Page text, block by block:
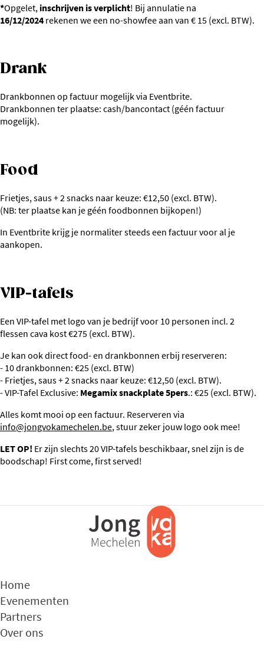
*Opgelet, inschrijven is verplicht! Bij annulatie na
16/12/2024 rekenen we een no-showfee aan van € 15 (excl. BTW).
Drank
Drankbonnen op factuur mogelijk via Eventbrite.
Drankbonnen ter plaatse: cash/bancontact (géén factuur
mogelijk).
Food
Frietjes, saus + 2 snacks naar keuze: €12,50 (excl. BTW).
(NB: ter plaatse kan je géén foodbonnen bijkopen!)
In Eventbrite krijg je normaliter steeds een factuur voor al je
aankopen.
VIP-tafels
Een VIP-tafel met logo van je bedrijf voor 10 personen incl. 2
flessen cava kost €275 (excl. BTW).
Je kan ook direct food- en drankbonnen erbij reserveren:
- 10 drankbonnen: €25 (excl. BTW)
- Frietjes, saus + 2 snacks naar keuze: €12,50 (excl. BTW).
- VIP-Tafel Exclusive: Megamix snackplate 5pers.: €25 (excl. BTW).
Alles komt mooi op een factuur. Reserveren via
info@jongvokamechelen.be, stuur zeker jouw logo ook mee!
LET OP! Er zijn slechts 20 VIP-tafels beschikbaar, snel zijn is de
boodschap! First come, first served!
Home
Evenementen
Partners
Over ons